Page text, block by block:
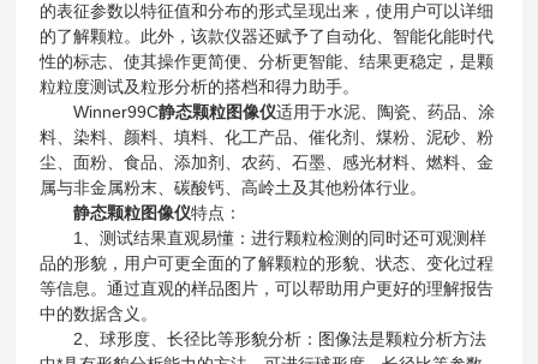
的表征参数以特征值和分布的形式呈现出来，使用户可以详细
的了解颗粒。此外，该款仪器还赋予了自动化、智能化能时代
性的标志、使其操作更简便、分析更智能、结果更稳定，是颗
粒粒度测试及粒形分析的搭档和得力助手。
Winner99C静态颗粒图像仪适用于水泥、陶瓷、药品、涂
料、染料、颜料、填料、化工产品、催化剂、煤粉、泥砂、粉
尘、面粉、食品、添加剂、农药、石墨、感光材料、燃料、金
属与非金属粉末、碳酸钙、高岭土及其他粉体行业。
静态颗粒图像仪特点：
1、测试结果直观易懂：进行颗粒检测的同时还可观测样
品的形貌，用户可更全面的了解颗粒的形貌、状态、变化过程
等信息。通过直观的样品图片，可以帮助用户更好的理解报告
中的数据含义。
2、球形度、长径比等形貌分析：图像法是颗粒分析方法